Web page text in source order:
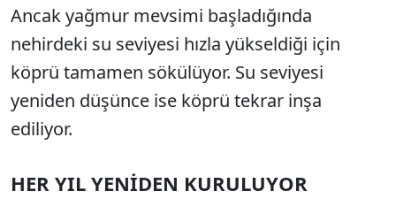
Ancak yağmur mevsimi başladığında
nehirdeki su seviyesi hızla yükseldiği için
köprü tamamen sökülüyor. Su seviyesi
yeniden düşünce ise köprü tekrar inşa
ediliyor.
HER YIL YENİDEN KURULUYOR